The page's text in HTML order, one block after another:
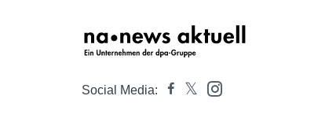
Social Media: